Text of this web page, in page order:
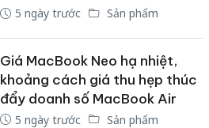
5 ngày trước Sản phẩm
Giá MacBook Neo hạ nhiệt,
khoảng cách giá thu hẹp thúc
đẩy doanh số MacBook Air
5 ngày trước Sản phẩm